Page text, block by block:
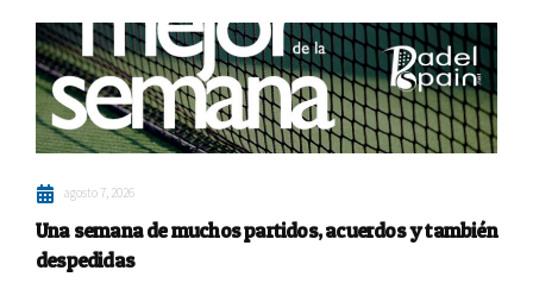
agosto 7, 2026
Una semana de muchos partidos, acuerdos y también
despedidas